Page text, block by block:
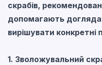
скрабів,
допомагають
вирішувати конкретні
1. Зволожувальний